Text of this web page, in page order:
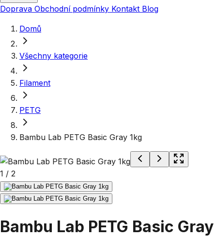
Doprava Obchodní podmínky Kontakt Blog
Domů
Všechny kategorie
Filament
PETG
Bambu Lab PETG Basic Gray 1kg
1 / 2
Bambu Lab PETG Basic Gray